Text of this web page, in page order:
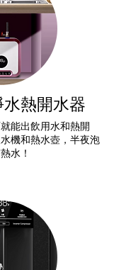
熱開水器
能出飲用水和熱開
機和熱水壺，半夜泡
水！